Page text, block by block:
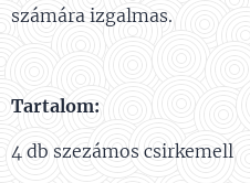
számára izgalmas.
Tartalom:
4 db szezámos csirkemell